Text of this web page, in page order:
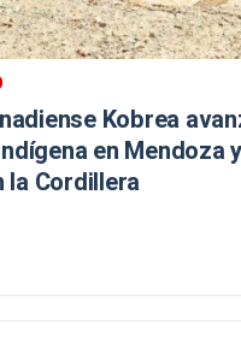
Kobrea
en Mendoza
la Cordillera